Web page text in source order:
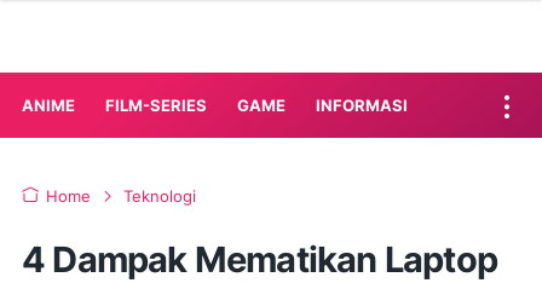
ANIME FILM-SERIES GAME INFORMASI
Home Teknologi
4 Dampak Mematikan Laptop